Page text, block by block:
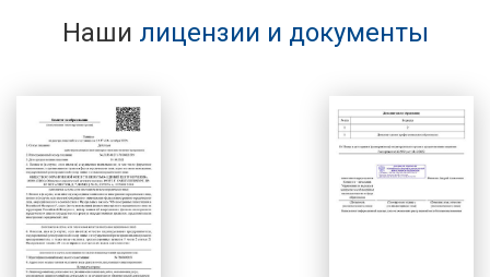
Наши лицензии и документы